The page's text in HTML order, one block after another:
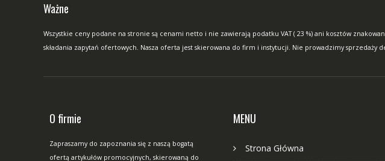
Ważne
Wszystkie ceny podane na stronie są cenami netto i nie zawierają podatku VAT ( 23 %) ani kosztów
składania zapytań ofertowych. Nasza oferta jest skierowana do firm i instytucji. Nie prowadzimy sprzedaży
O firmie
Zapraszamy do zapoznania się z naszą bogatą
ofertą artykułów promocyjnych, skierowaną do
MENU
Strona Główna